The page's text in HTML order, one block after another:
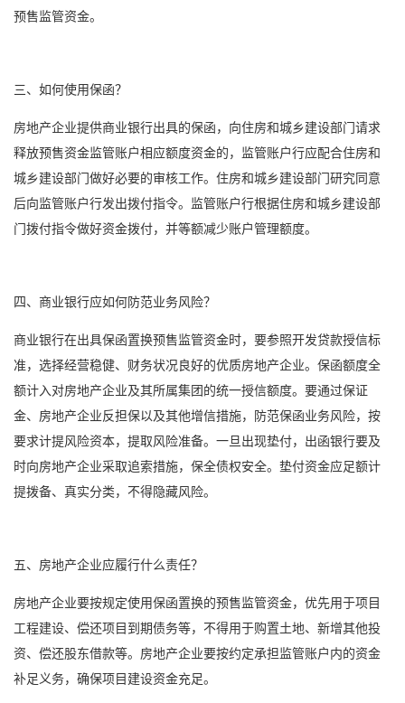
预售监管资金。
三、如何使用保函？
房地产企业提供商业银行出具的保函，向住房和城乡建设部门请求
释放预售资金监管账户相应额度资金的，监管账户行应配合住房和
城乡建设部门做好必要的审核工作。住房和城乡建设部门研究同意
后向监管账户行发出拨付指令。监管账户行根据住房和城乡建设部
门拨付指令做好资金拨付，并等额减少账户管理额度。
四、商业银行应如何防范业务风险？
商业银行在出具保函置换预售监管资金时，要参照开发贷款授信标
准，选择经营稳健、财务状况良好的优质房地产企业。保函额度全
额计入对房地产企业及其所属集团的统一授信额度。要通过保证
金、房地产企业反担保以及其他增信措施，防范保函业务风险，按
要求计提风险资本，提取风险准备。一旦出现垫付，出函银行要及
时向房地产企业采取追索措施，保全债权安全。垫付资金应足额计
提拨备、真实分类，不得隐藏风险。
五、房地产企业应履行什么责任？
房地产企业要按规定使用保函置换的预售监管资金，优先用于项目
工程建设、偿还项目到期债务等，不得用于购置土地、新增其他投
资、偿还股东借款等。房地产企业要按约定承担监管账户内的资金
补足义务，确保项目建设资金充足。